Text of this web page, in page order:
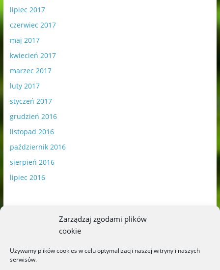
Zarządzaj zgodami plików
cookie
Używamy plików cookies w celu optymalizacji naszej witryny i naszych
serwisów.
lipiec 2017
czerwiec 2017
maj 2017
kwiecień 2017
marzec 2017
luty 2017
styczeń 2017
grudzień 2016
listopad 2016
październik 2016
sierpień 2016
lipiec 2016